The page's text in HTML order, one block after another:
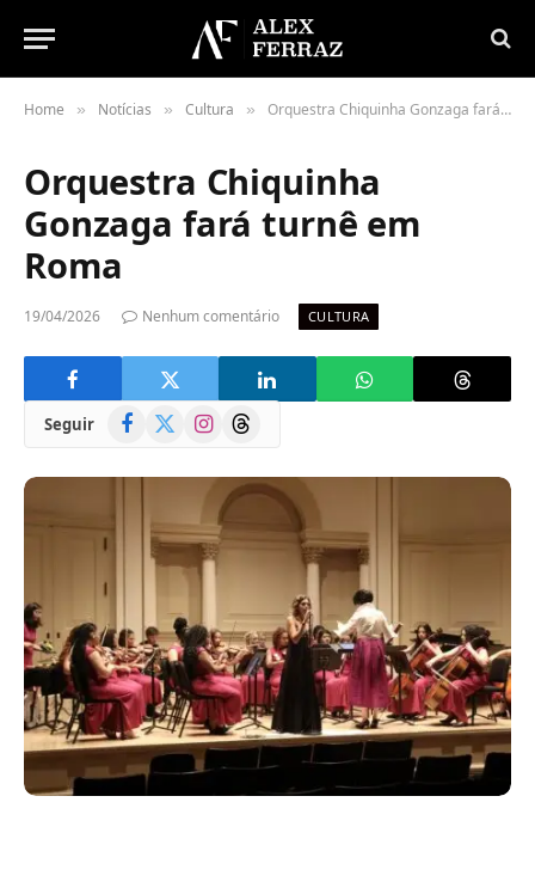
Home » Notícias » Cultura » Orquestra Chiquinha Gonzaga fará turnê em Roma
Orquestra Chiquinha
Gonzaga fará turnê em
Roma
19/04/2026 Nenhum comentário CULTURA
Seguir Facebook
(Twitter)
InstagramThreads